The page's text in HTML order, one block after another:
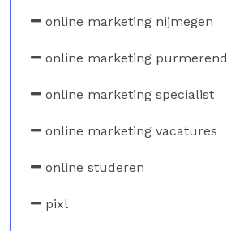
online marketing nijmegen
online marketing purmerend
online marketing specialist
online marketing vacatures
online studeren
pixl